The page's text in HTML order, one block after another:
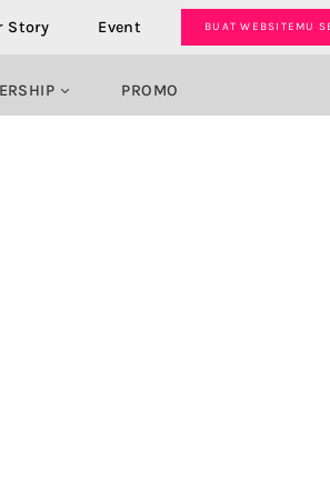
Story Event BUAT WEBSITEMU
PROMO